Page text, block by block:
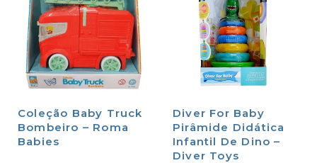
Coleção Baby Truck
Bombeiro – Roma
Babies
Diver For Baby
Pirâmide Didática
Infantil De Dino –
Diver Toys